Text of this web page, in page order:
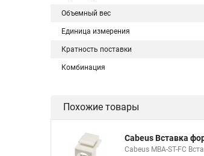
Объемный вес
Единица измерения
Кратность поставки
Комбинация
Похожие товары
Cabeus Вставка
Cabeus MBA-ST-FC